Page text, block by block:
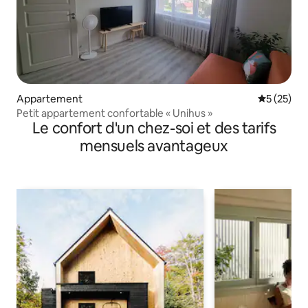
Appartement
5 (25)
Petit appartement confortable « Unihus »
Le confort d'un chez-soi et des tarifs
mensuels avantageux